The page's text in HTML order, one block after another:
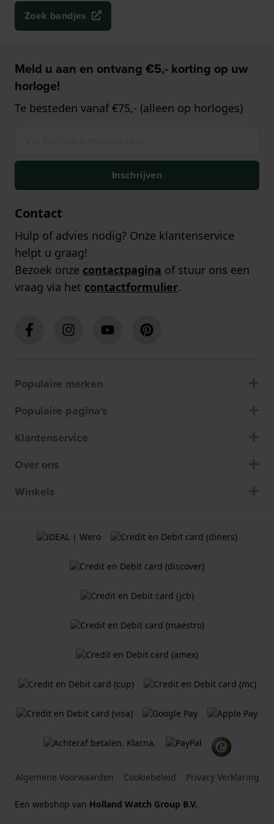
Zoek bandjes
Meld u aan en ontvang €5,- korting op uw
horloge!
Te besteden vanaf €75,- (alleen op horloges)
Inschrijven
Contact
Hulp of advies nodig? Onze klantenservice
helpt u graag!
Bezoek onze contactpagina of stuur ons een
vraag via het contactformulier.
Populaire merken
Populaire pagina's
Klantenservice
Over ons
Winkels
Algemene Voorwaarden Cookiebeleid Privacy Verklaring
Een webshop van Holland Watch Group B.V.